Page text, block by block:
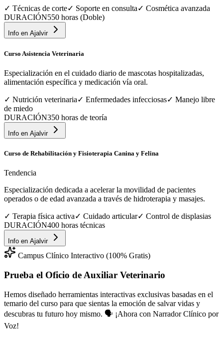
✓ Técnicas de corte✓ Soporte en consulta✓ Cosmética avanzada
DURACIÓN550 horas (Doble)
Info en Ajalvir
Curso Asistencia Veterinaria
Especialización en el cuidado diario de mascotas hospitalizadas,
alimentación específica y medicación vía oral.
✓ Nutrición veterinaria✓ Enfermedades infecciosas✓ Manejo libre
de miedo
DURACIÓN350 horas de teoría
Info en Ajalvir
Curso de Rehabilitación y Fisioterapia Canina y Felina
Tendencia
Especialización dedicada a acelerar la movilidad de pacientes
operados o de edad avanzada a través de hidroterapia y masajes.
✓ Terapia física activa✓ Cuidado articular✓ Control de displasias
DURACIÓN400 horas técnicas
Info en Ajalvir
Campus Clínico Interactivo (100% Gratis)
Prueba el Oficio de Auxiliar Veterinario
Hemos diseñado herramientas interactivas exclusivas basadas en el
temario del curso para que sientas la emoción de salvar vidas y
descubras tu futuro hoy mismo. 🗣️ ¡Ahora con Narrador Clínico por
Voz!